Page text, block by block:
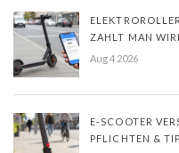
ZAHLT MAN
Aug 4 2026
E-SCOOTER
PFLICHTEN &